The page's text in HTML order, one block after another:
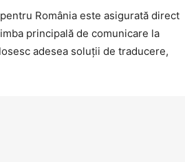
România este asigurată direct
principală de comunicare la
adesea soluții de traducere,